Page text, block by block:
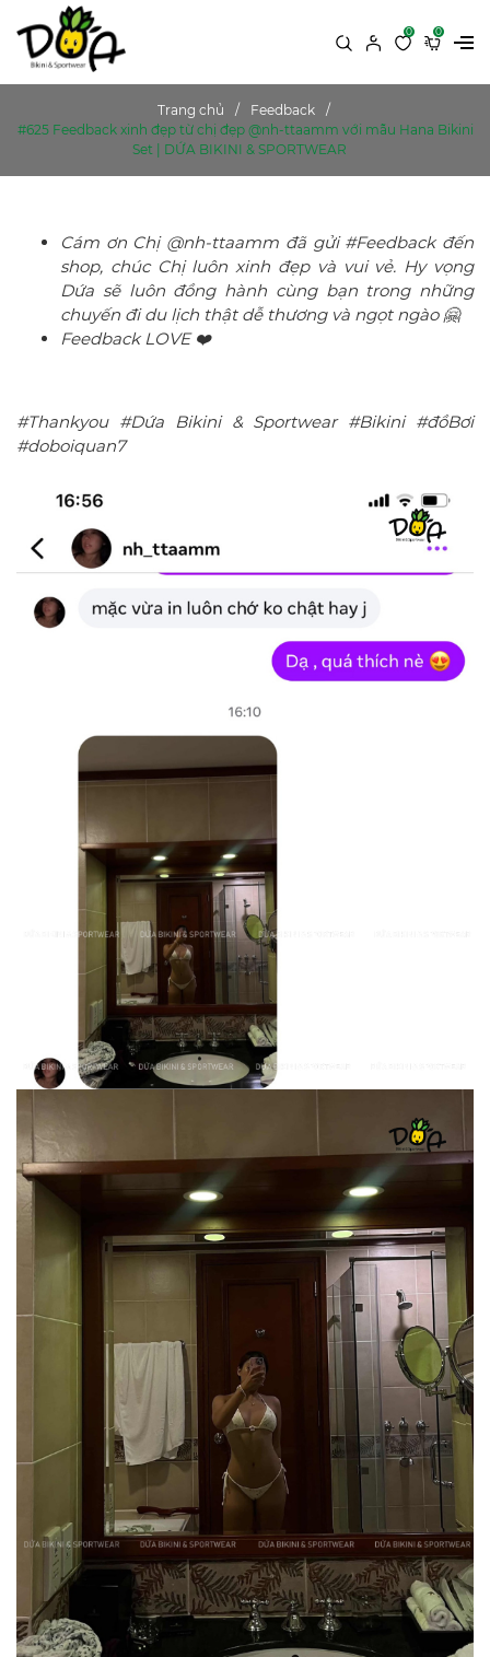
0 0
Trang chủ
Feedback
#625 Feedback xinh đẹp từ chị đẹp @nh-ttaamm với mẫu Hana Bikini
Set | DỨA BIKINI & SPORTWEAR
Cám ơn Chị @nh-ttaamm đã gửi #Feedback đến
shop, chúc Chị luôn xinh đẹp và vui vẻ. Hy vọng
Dứa sẽ luôn đồng hành cùng bạn trong những
chuyến đi du lịch thật dễ thương và ngọt ngào 🤗
Feedback LOVE ❤️
#Thankyou #Dứa Bikini & Sportwear #Bikini #đồBơi
#doboiquan7